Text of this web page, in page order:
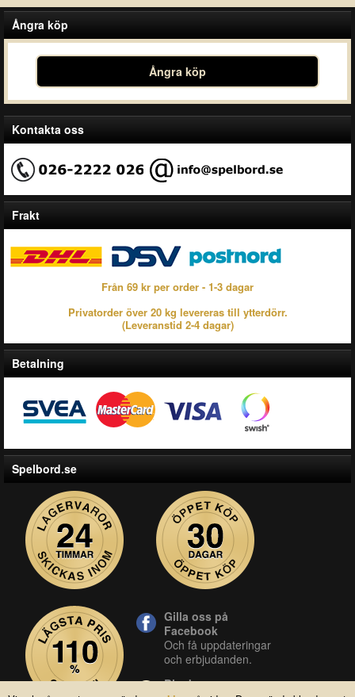
Ångra köp
Ångra köp
Kontakta oss
Frakt
Från 69 kr per order - 1-3 dagar
Privatorder över 20 kg levereras till ytterdörr.
(Leveranstid 2-4 dagar)
Betalning
Spelbord.se
Gilla oss på
Facebook
Och få uppdateringar
och erbjudanden.
Blocket